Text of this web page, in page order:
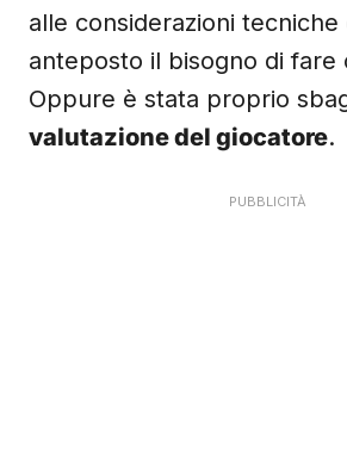
alle considerazioni tecniche
anteposto il bisogno di fare
Oppure è stata proprio
valutazione del giocatore.